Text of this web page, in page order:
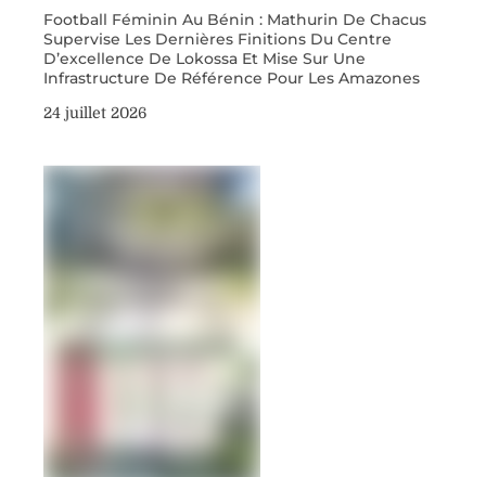
Football Féminin Au Bénin : Mathurin De Chacus
Supervise Les Dernières Finitions Du Centre
D’excellence De Lokossa Et Mise Sur Une
Infrastructure De Référence Pour Les Amazones
24 juillet 2026